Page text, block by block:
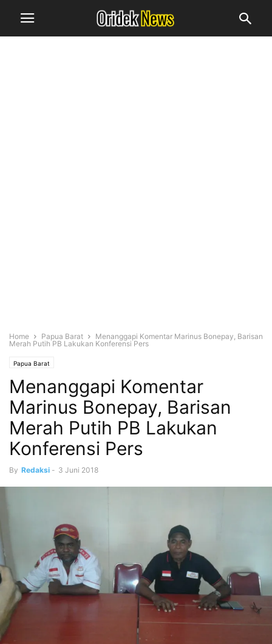
Home Papua Barat
Menanggapi Komentar Marinus Bonepay, Barisan
Merah Putih PB Lakukan Konferensi Pers
Papua Barat
Menanggapi Komentar
Marinus Bonepay, Barisan
Merah Putih PB Lakukan
Konferensi Pers
By Redaksi - 3 Juni 2018